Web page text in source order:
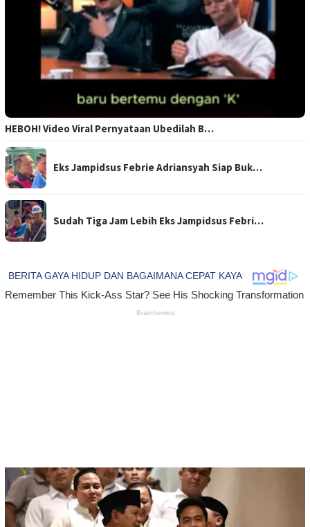
HEBOH! Video Viral Pernyataan Ubedilah B…
Eks Jampidsus Febrie Adriansyah Siap Buk…
Sudah Tiga Jam Lebih Eks Jampidsus Febri…